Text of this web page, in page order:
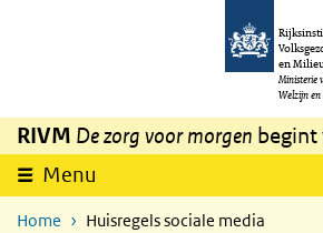
Overslaan en naar de inhoud gaan
en Milieu
Ministerie
Welzijn
RIVM De zorg voor morgen begint
Menu
Home Huisregels sociale media